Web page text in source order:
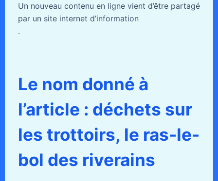
Un nouveau contenu en ligne vient d’être partagé
par un site internet d’information
.
Le nom donné à
l’article : déchets sur
les trottoirs, le ras-le-
bol des riverains